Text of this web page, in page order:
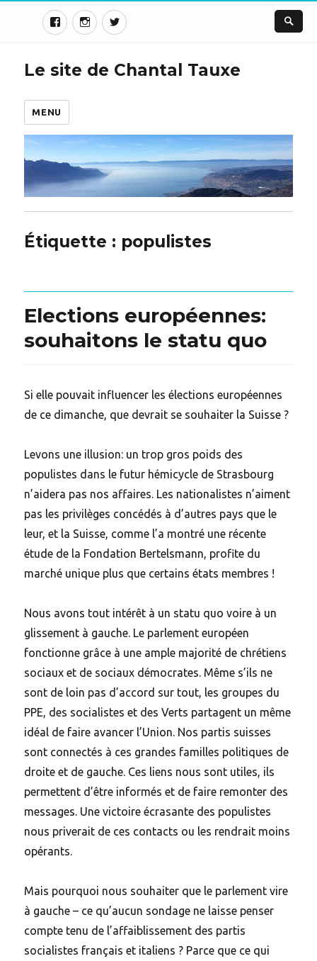
Le site de Chantal Tauxe
MENU
Étiquette : populistes
Elections européennes:
souhaitons le statu quo
Si elle pouvait influencer les élections européennes
de ce dimanche, que devrait se souhaiter la Suisse ?
Levons une illusion: un trop gros poids des
populistes dans le futur hémicycle de Strasbourg
n’aidera pas nos affaires. Les nationalistes n’aiment
pas les privilèges concédés à d’autres pays que le
leur, et la Suisse, comme l’a montré une récente
étude de la Fondation Bertelsmann, profite du
marché unique plus que certains états membres !
Nous avons tout intérêt à un statu quo voire à un
glissement à gauche. Le parlement européen
fonctionne grâce à une ample majorité de chrétiens
sociaux et de sociaux démocrates. Même s’ils ne
sont de loin pas d’accord sur tout, les groupes du
PPE, des socialistes et des Verts partagent un même
idéal de faire avancer l’Union. Nos partis suisses
sont connectés à ces grandes familles politiques de
droite et de gauche. Ces liens nous sont utiles, ils
permettent d’être informés et de faire remonter des
messages. Une victoire écrasante des populistes
nous priverait de ces contacts ou les rendrait moins
opérants.
Mais pourquoi nous souhaiter que le parlement vire
à gauche – ce qu’aucun sondage ne laisse penser
compte tenu de l’affaiblissement des partis
socialistes français et italiens ? Parce que ce qui